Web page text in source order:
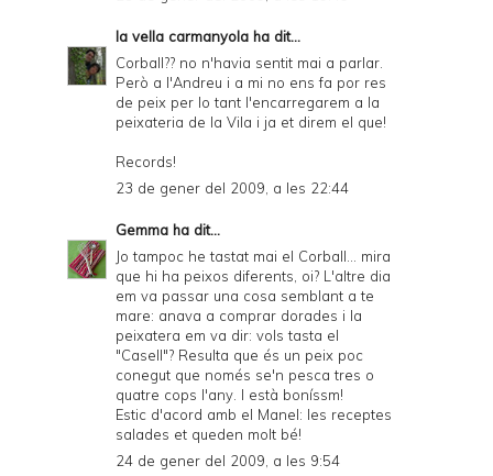
la vella carmanyola ha dit...
Corball?? no n'havia sentit mai a parlar.
Però a l'Andreu i a mi no ens fa por res
de peix per lo tant l'encarregarem a la
peixateria de la Vila i ja et direm el que!
Records!
23 de gener del 2009, a les 22:44
Gemma ha dit...
Jo tampoc he tastat mai el Corball... mira
que hi ha peixos diferents, oi? L'altre dia
em va passar una cosa semblant a te
mare: anava a comprar dorades i la
peixatera em va dir: vols tasta el
"Casell"? Resulta que és un peix poc
conegut que només se'n pesca tres o
quatre cops l'any. I està boníssm!
Estic d'acord amb el Manel: les receptes
salades et queden molt bé!
24 de gener del 2009, a les 9:54